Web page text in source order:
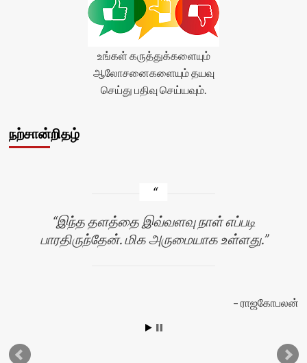
உங்கள் கருத்துக்களையும்
ஆலோசனைகளையும் தயவு
செய்து பதிவு செய்யவும்.
நற்சான்றிதழ்
இந்த தளத்தை இவ்வளவு நாள் எப்படி
பாரதிருந்தேன். மிக அருமையாக உள்ளது.
ராஜகோபலன்